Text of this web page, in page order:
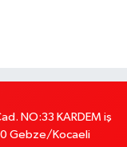
NO:33 KARDEM iş
Gebze/Kocaeli